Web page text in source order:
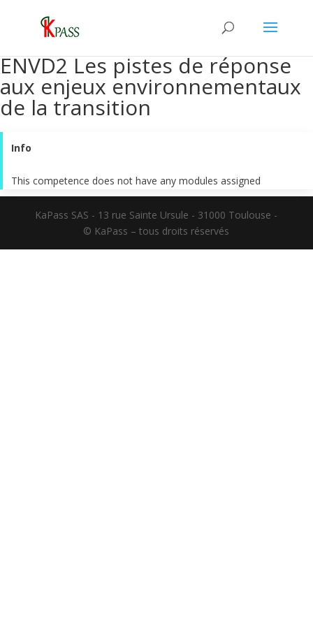
ENVD2 Les pistes de réponse
aux enjeux environnementaux
de la transition
Info
This competence does not have any modules assigned
KaPass SAS - 13 rue Sainte Ursule - 31000 Toulouse -
© KaPass – tous droits réservés